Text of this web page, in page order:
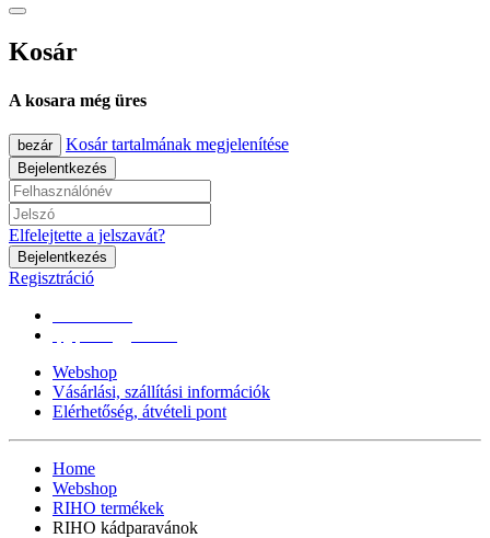
Kosár
A kosara még üres
bezár Kosár tartalmának megjelenítése
Bejelentkezés
Elfelejtette a jelszavát?
Bejelentkezés
Regisztráció
Webshop
Vásárlási, szállítási információk
Elérhetőség, átvételi pont
Home
Webshop
RIHO termékek
RIHO kádparavánok